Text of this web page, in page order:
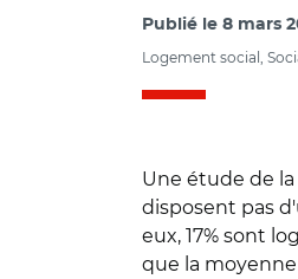
Publié le 8 mars
Logement social,
Une étude de
disposent pas
eux, 17% sont
que la